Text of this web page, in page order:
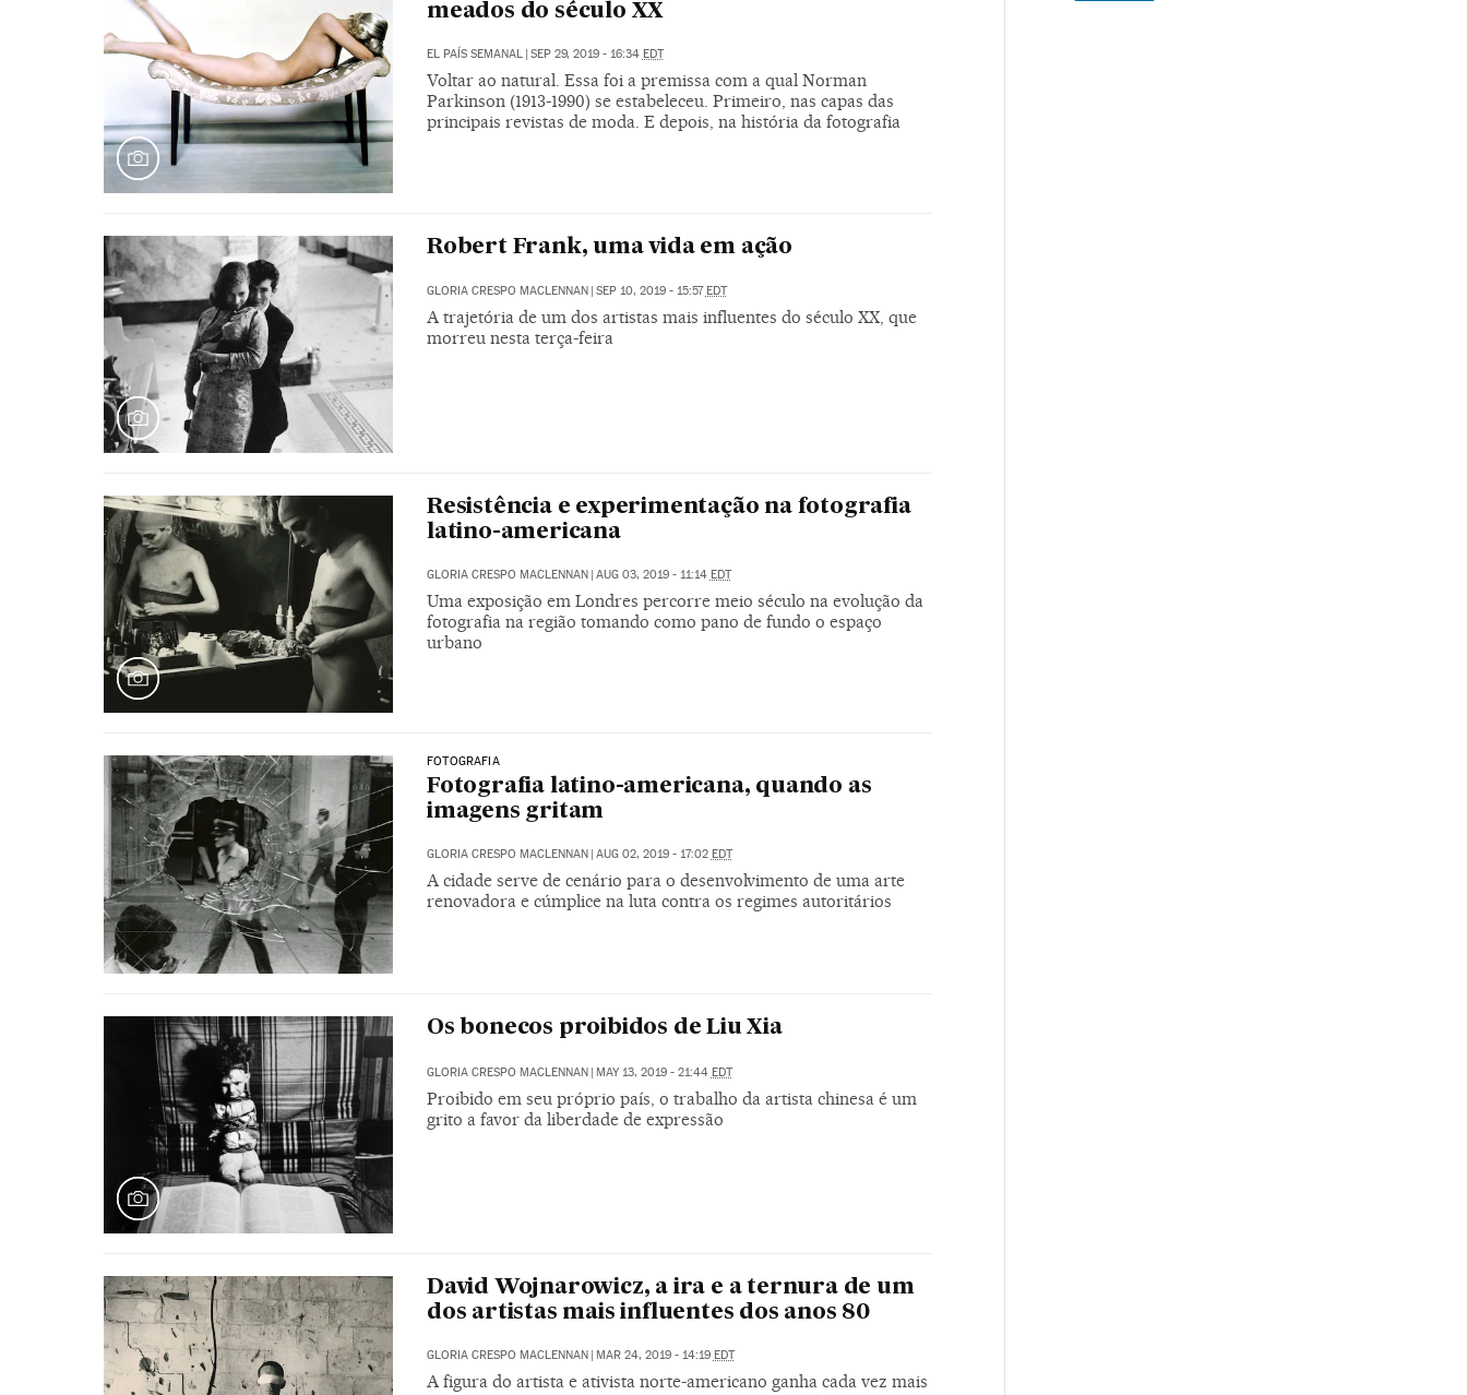
meados do século XX
EL PAÍS SEMANAL | SEP 29, 2019 - 16:34 EDT
Voltar ao natural. Essa foi a premissa com a qual Norman
Parkinson (1913-1990) se estabeleceu. Primeiro, nas capas das
principais revistas de moda. E depois, na história da fotografia
Robert Frank, uma vida em ação
GLORIA CRESPO MACLENNAN SEP 10, 2019 - 15:57 EDT
A trajetória de um dos artistas mais influentes do século XX, que
morreu nesta terça-feira
Resistência e experimentação na fotografia
latino-americana
GLORIA CRESPO MACLENNAN | AUG 03, 2019 - 11:14 EDT
Uma exposição em Londres percorre meio século na evolução da
fotografia na região tomando como pano de fundo o espaço
urbano
FOTOGRAFIA
Fotografia latino-americana, quando as
imagens gritam
GLORIA CRESPO MACLENNAN AUG 02, 2019 - 17:02 EDT
A cidade serve de cenário para o desenvolvimento de uma arte
renovadora e cúmplice na luta contra os regimes autoritários
Os bonecos proibidos de Liu Xia
GLORIA CRESPO MACLENNAN | MAY 13, 2019 - 21:44 EDT
Proibido em seu próprio país, o trabalho da artista chinesa é um
grito a favor da liberdade de expressão
David Wojnarowicz, a ira e a ternura de um
dos artistas mais influentes dos anos 80
GLORIA CRESPO MACLENNAN | MAR 24, 2019 - 14:19 EDT
A figura do artista e ativista norte-americano ganha cada vez mais